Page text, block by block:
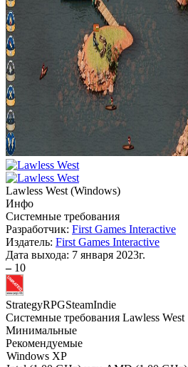
Lawless West (Windows)
Инфо
Системные требования
Разработчик: First Games Interactive
Издатель: First Games Interactive
Дата выхода: 7 января 2023г.
– 10
StrategyRPGSteamIndie
Системные требования Lawless West
Минимальные
Рекомендуемые
Windows XP